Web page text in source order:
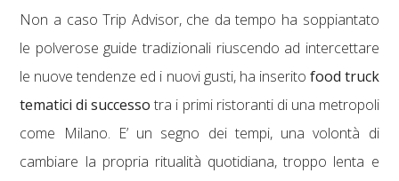
Non a caso Trip Advisor, che da tempo ha soppiantato
le polverose guide tradizionali riuscendo ad intercettare
le nuove tendenze ed i nuovi gusti, ha inserito food truck
tematici di successotra i primi ristoranti di una metropoli
come Milano. E’ un segno dei tempi, una volontà di
cambiare la propria ritualità quotidiana, troppo lenta e